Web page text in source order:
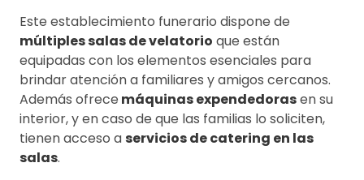
Este establecimiento funerario dispone de
múltiples salas de velatorio que están
equipadas con los elementos esenciales para
brindar atención a familiares y amigos cercanos.
Además ofrece máquinas expendedorasen su
interior, y en caso de que las familias lo soliciten,
tienen acceso a servicios de catering en las
salas.